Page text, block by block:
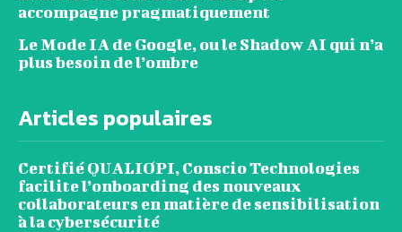
accompagne pragmatiquement
Le Mode IA de Google, ou le Shadow AI qui n’a
plus besoin de l’ombre
Articles populaires
Certifié QUALIOPI, Conscio Technologies
facilite l’onboarding des nouveaux
collaborateurs en matière de sensibilisation
à la cybersécurité